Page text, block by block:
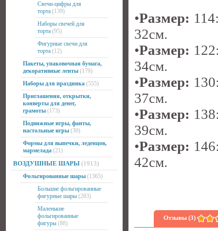
Свечи-цифры для
торта (139)
Наборы свечей для
торта (95)
Фигурные свечи для
торта (12)
Пакеты, упаковочная бумага,
декоративные ленты (179)
Наборы для праздника (555)
Приглашения, открытки,
конверты для денег,
грамоты (173)
Подвижные игры, фанты,
настольные игры (30)
Формы для выпечки, леденцов,
мармелада (21)
ВОЗДУШНЫЕ ШАРЫ (1913)
Фольгированные шары (1365)
Большие фольгированные
фигурные шары (283)
Маленькие
фольгированные
фигуры (88)
•Размер:
32см.
•Размер:
34см.
•Размер:
37см.
•Размер:
39см.
•Размер:
42см.
Отзывы (3)